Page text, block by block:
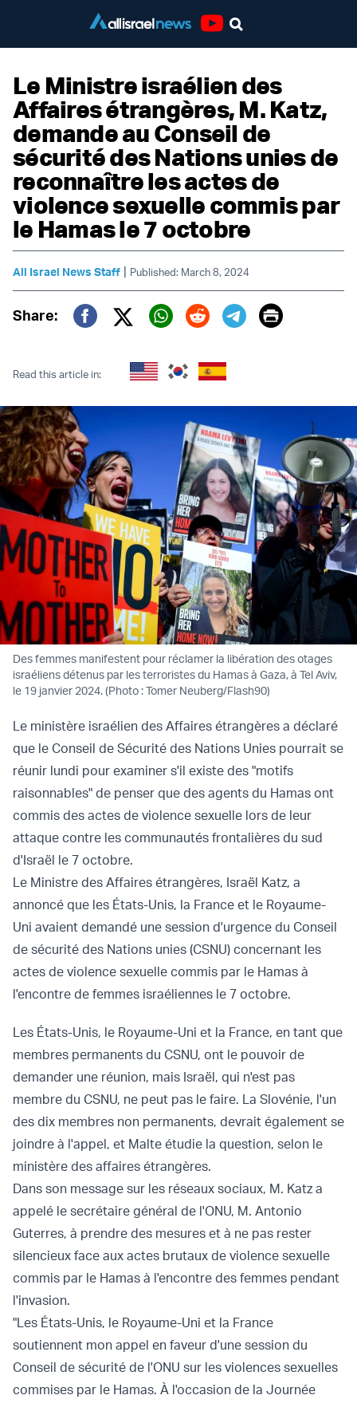
Le Ministre israélien des
Affaires étrangères, M. Katz,
demande au Conseil de
sécurité des Nations unies de
reconnaître les actes de
violence sexuelle commis par
le Hamas le 7 octobre
All Israel News Staff | Published: March 8, 2024
Share:
Twitter (X)
Print
Read this article in:
Des femmes manifestent pour réclamer la libération des otages
israéliens détenus par les terroristes du Hamas à Gaza, à Tel Aviv,
le 19 janvier 2024. (Photo : Tomer Neuberg/Flash90)
Le ministère israélien des Affaires étrangères a déclaré
que le Conseil de Sécurité des Nations Unies pourrait se
réunir lundi pour examiner s'il existe des "motifs
raisonnables" de penser que des agents du Hamas ont
commis des actes de violence sexuelle lors de leur
attaque contre les communautés frontalières du sud
d'Israël le 7 octobre.
Le Ministre des Affaires étrangères, Israël Katz, a
annoncé que les États-Unis, la France et le Royaume-
Uni avaient demandé une session d'urgence du Conseil
de sécurité des Nations unies (CSNU) concernant les
actes de violence sexuelle commis par le Hamas à
l'encontre de femmes israéliennes le 7 octobre.
Les États-Unis, le Royaume-Uni et la France, en tant que
membres permanents du CSNU, ont le pouvoir de
demander une réunion, mais Israël, qui n'est pas
membre du CSNU, ne peut pas le faire. La Slovénie, l'un
des dix membres non permanents, devrait également se
joindre à l'appel, et Malte étudie la question, selon le
ministère des affaires étrangères.
Dans son message sur les réseaux sociaux, M. Katz a
appelé le secrétaire général de l'ONU, M. Antonio
Guterres, à prendre des mesures et à ne pas rester
silencieux face aux actes brutaux de violence sexuelle
commis par le Hamas à l'encontre des femmes pendant
l'invasion.
"Les États-Unis, le Royaume-Uni et la France
soutiennent mon appel en faveur d'une session du
Conseil de sécurité de l'ONU sur les violences sexuelles
commises par le Hamas. À l'occasion de la Journée